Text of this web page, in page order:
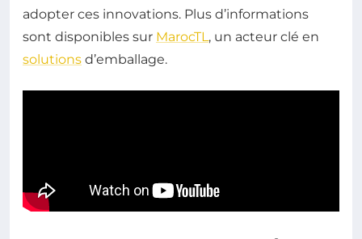
adopter ces innovations. Plus d’informations
sont disponibles sur MarocTL , un acteur clé en
solutions d’emballage.